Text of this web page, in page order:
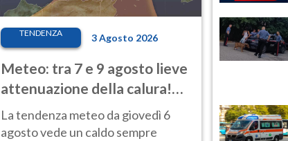
TENDENZA 3 Agosto 2026
Meteo: tra 7 e 9 agosto lieve
attenuazione della calura!
Al Nord rischio temporali
La tendenza meteo da giovedì 6
agosto vede un caldo sempre